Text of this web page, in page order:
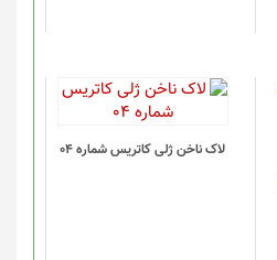
لاک ناخن ژلی کاتریس شماره 04